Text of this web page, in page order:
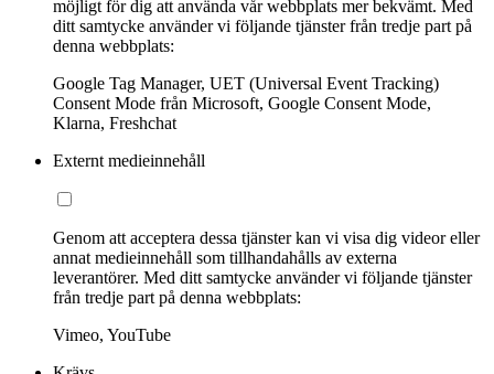
möjligt för dig att använda vår webbplats mer bekvämt. Med
ditt samtycke använder vi följande tjänster från tredje part på
denna webbplats:
Google Tag Manager, UET (Universal Event Tracking)
Consent Mode från Microsoft, Google Consent Mode,
Klarna, Freshchat
Externt medieinnehåll
Genom att acceptera dessa tjänster kan vi visa dig videor eller
annat medieinnehåll som tillhandahålls av externa
leverantörer. Med ditt samtycke använder vi följande tjänster
från tredje part på denna webbplats:
Vimeo, YouTube